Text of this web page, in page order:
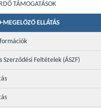
TÁMOGATÁSOK
MEGELŐZŐ ELLÁTÁS
Szerződési Feltételek (ÁSZF)